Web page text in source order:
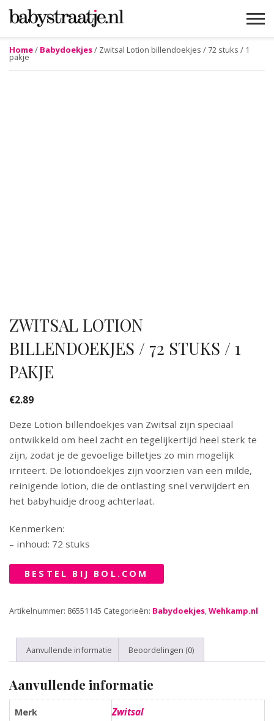
Home/ Babydoekjes/ Zwitsal Lotion billendoekjes / 72 stuks / 1
pakje
ZWITSAL LOTION
BILLENDOEKJES / 72 STUKS / 1
PAKJE
€2.89
Deze Lotion billendoekjes van Zwitsal zijn speciaal
ontwikkeld om heel zacht en tegelijkertijd heel sterk te
zijn, zodat je de gevoelige billetjes zo min mogelijk
irriteert. De lotiondoekjes zijn voorzien van een milde,
reinigende lotion, die de ontlasting snel verwijdert en
het babyhuidje droog achterlaat.
Kenmerken:
– inhoud: 72 stuks
BESTEL BIJ BOL.COM
Artikelnummer: 86551145 Categorieën: Babydoekjes,Wehkamp.nl
Aanvullende informatie Beoordelingen (0)
Aanvullende informatie
Merk Zwitsal